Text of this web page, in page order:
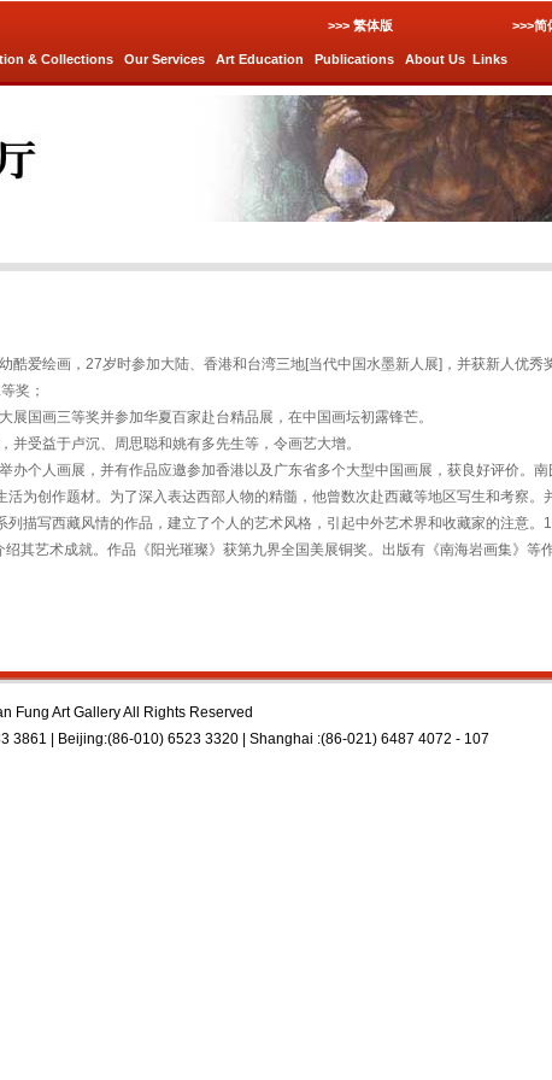
>>> 繁体版 >>>简
& Collections Our Services Art Education Publications About Us Links
爱绘画，27岁时参加大陆、香港和台湾三地[当代中国水墨新人展]，并获新人优秀
奖；
展国画三等奖并参加华夏百家赴台精品展，在中国画坛初露锋芒。
并受益于卢沉、周思聪和姚有多先生等，令画艺大增。
办个人画展，并有作品应邀参加香港以及广东省多个大型中国画展，获良好评价。南
为创作题材。为了深入表达西部人物的精髓，他曾数次赴西藏等地区写生和考察。
列描写西藏风情的作品，建立了个人的艺术风格，引起中外艺术界和收藏家的注意。
其艺术成就。作品《阳光璀璨》获第九界全国美展铜奖。出版有《南海岩画集》等
Fung Art Gallery All Rights Reserved
3861 | Beijing:(86-010) 6523 3320 | Shanghai :(86-021) 6487 4072 - 107